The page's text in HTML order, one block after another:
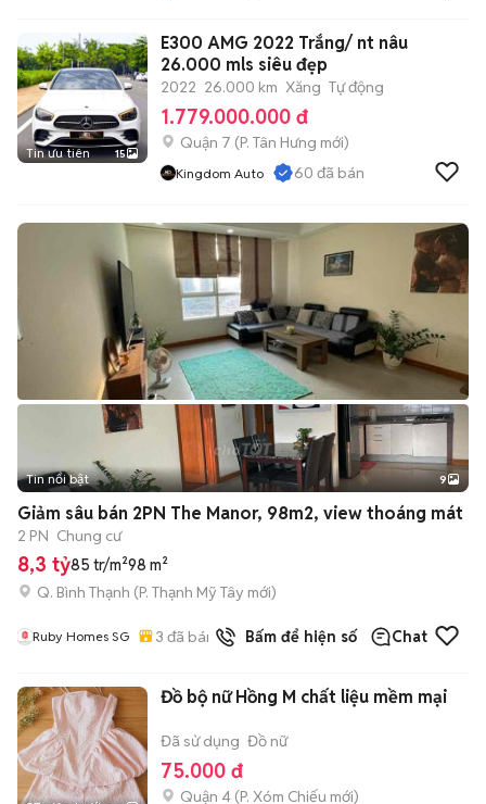
Tin ưu tiên 15
E300 AMG 2022 Trắng/ nt nâu
26.000 mls siêu đẹp
2022 26.000 km Xăng Tự động
1.779.000.000 đ
Quận 7 (P. Tân Hưng mới)
Kingdom Auto 60 đã bán
+2
Tin nổi bật 9
Giảm sâu bán 2PN The Manor, 98m2, view thoáng mát
2 PN Chung cư
8,3 tỷ85 tr/m²98 m²
Q. Bình Thạnh (P. Thạnh Mỹ Tây mới)
Ruby Homes SG 3 đã bán Bấm để hiện số Chat
Đồ bộ nữ Hồng M chất liệu mềm mại
Đã sử dụng Đồ nữ
75.000 đ
Quận 4 (P. Xóm Chiếu mới)